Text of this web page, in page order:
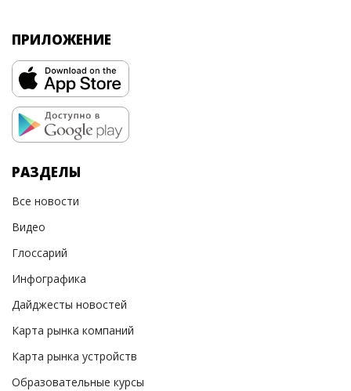
ПРИЛОЖЕНИЕ
РАЗДЕЛЫ
Все новости
Видео
Глоссарий
Инфографика
Дайджесты новостей
Карта рынка компаний
Карта рынка устройств
Образовательные курсы